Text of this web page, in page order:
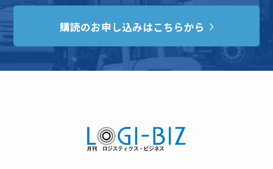
購読のお申し込みはこちらから